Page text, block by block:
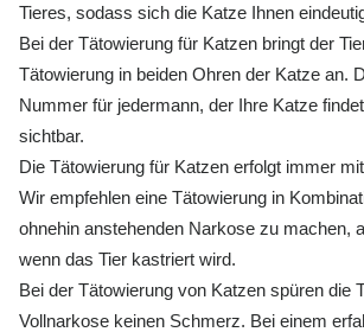
Ist die Tätowierung für Katzen
Wann ist die Tätowierung meiner
Wo bestehen die Unterschiede
Tätowierung und dem Chippen von
Wie bereite ich meine Katze auf die
vor?
Tieres, sodass sich die Katze Ihnen
Bei der Tätowierung für Katzen bringt der
Tätowierung in beiden Ohren der Katze an.
Nummer für jedermann, der Ihre Katze
sichtbar.
Die Tätowierung für Katzen erfolgt immer
Wir empfehlen eine Tätowierung in
ohnehin anstehenden Narkose zu machen,
wenn das Tier kastriert wird.
Bei der Tätowierung von Katzen spüren die
Vollnarkose keinen Schmerz. Bei einem